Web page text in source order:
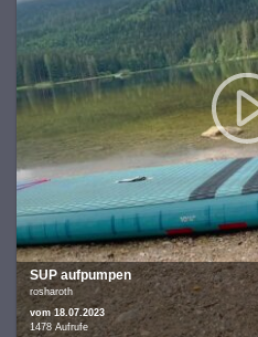
SUP aufpumpen
rosharoth
vom 18.07.2023
1478 Aufrufe